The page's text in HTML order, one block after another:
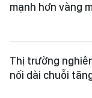
mạnh hơn vàng
Thị trường
nối dài chuỗi